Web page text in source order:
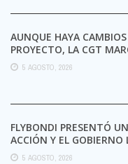
AUNQUE HAYA
PROYECTO, LA CGT
CONGRESO CONTRA LA
5 AGOSTO, 2026
FLYBONDI PRESENTÓ
ACCIÓN Y EL
SEGUIR OPERANDO
5 AGOSTO, 2026